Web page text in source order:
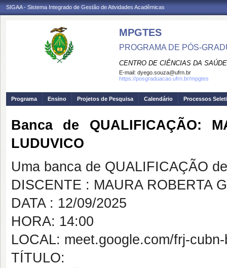
SIGAA - Sistema Integrado de Gestão de Atividades Acadêmicas
MPGTES
PROGRAMA DE PÓS-
CENTRO DE CIÊNCIAS DA SAÚDE
E-mail: dyego.souza@ufrn.br
https://posgraduacao.ufrn.br/mpgtes
Programa Ensino Projetos de Pesquisa Calendário Processos
Banca de QUALIFICAÇÃO:
LUDUVICO
Uma banca de QUALIFICAÇÃO
DISCENTE : MAURA ROBERTA
DATA : 12/09/2025
HORA: 14:00
LOCAL: meet.google.com/frj-
TÍTULO: